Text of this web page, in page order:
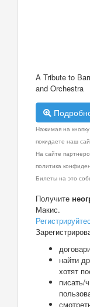
A Tribute to
and Orchestra
Нажимая на
покидаете наш
На сайте
политика
Билеты на это
Получите
Макис.
найти
хотят
писать/